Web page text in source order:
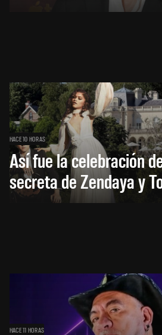
HACE 10 HORAS
Así fue la celebración
secreta de Zendaya y
HACE 11 HORAS